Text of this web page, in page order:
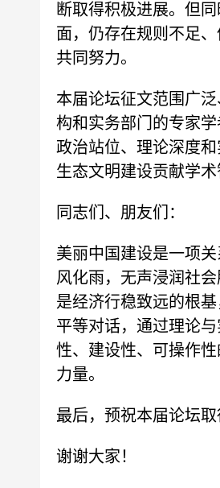
断取得积极进展。但
面，仍存在规则不足
共同努力。
本届论坛征文范围广
构和实务部门的专家
政治站位、理论深度
生态文明建设贡献学术
同志们、朋友们：
美丽中国建设是一项
风化雨，无声浸润社
是经济行稳致远的根
平等对话，通过理论
性、建设性、可操作
力量。
最后，预祝本届论坛取
谢谢大家！